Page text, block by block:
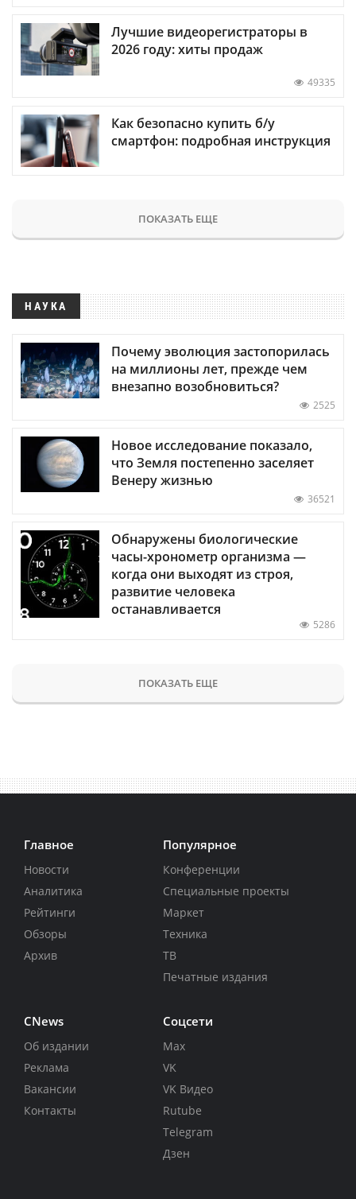
Лучшие видеорегистраторы в
2026 году: хиты продаж
49335
Как безопасно купить б/у
смартфон: подробная инструкция
ПОКАЗАТЬ ЕЩЕ
НАУКА
Почему эволюция застопорилась
на миллионы лет, прежде чем
внезапно возобновиться?
2525
Новое исследование показало,
что Земля постепенно заселяет
Венеру жизнью
36521
Обнаружены биологические
часы-хронометр организма —
когда они выходят из строя,
развитие человека
останавливается
5286
ПОКАЗАТЬ ЕЩЕ
Главное
Новости
Аналитика
Рейтинги
Обзоры
Архив
Популярное
Конференции
Специальные проекты
Маркет
Техника
ТВ
Печатные издания
CNews
Об издании
Реклама
Вакансии
Контакты
Соцсети
Max
VK
VK Видео
Rutube
Telegram
Дзен